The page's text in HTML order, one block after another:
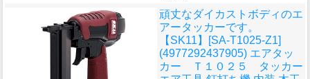
頑丈なダイカストボディのエ
アータッカーです。
【SK11】[SA-T1025-Z1]
(4977292437905) エアタッ
カー Ｔ１０２５ タッカー